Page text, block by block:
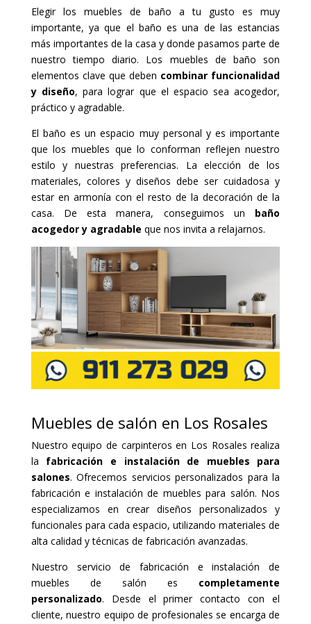
Elegir los muebles de baño a tu gusto es muy
importante, ya que el baño es una de las estancias
más importantes de la casa y donde pasamos parte de
nuestro tiempo diario. Los muebles de baño son
elementos clave que deben combinar funcionalidad
y diseño, para lograr que el espacio sea acogedor,
práctico y agradable.
El baño es un espacio muy personal y es importante
que los muebles que lo conforman reflejen nuestro
estilo y nuestras preferencias. La elección de los
materiales, colores y diseños debe ser cuidadosa y
estar en armonía con el resto de la decoración de la
casa. De esta manera, conseguimos un baño
acogedor y agradable que nos invita a relajarnos.
Muebles de salón en Los Rosales
Nuestro equipo de carpinteros en Los Rosales realiza
la fabricación e instalación de muebles para
salones. Ofrecemos servicios personalizados para la
fabricación e instalación de muebles para salón. Nos
especializamos en crear diseños personalizados y
funcionales para cada espacio, utilizando materiales de
alta calidad y técnicas de fabricación avanzadas.
Nuestro servicio de fabricación e instalación de
muebles de salón es completamente
personalizado. Desde el primer contacto con el
cliente, nuestro equipo de profesionales se encarga de